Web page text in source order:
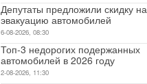
Депутаты предложили скидку на
эвакуацию автомобилей
6-08-2026, 08:30
Топ-3 недорогих подержанных
автомобилей в 2026 году
2-08-2026, 11:30